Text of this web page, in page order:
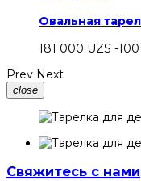
Овальная
181 000 UZS -
Prev Next
close
Свяжитесь с нами